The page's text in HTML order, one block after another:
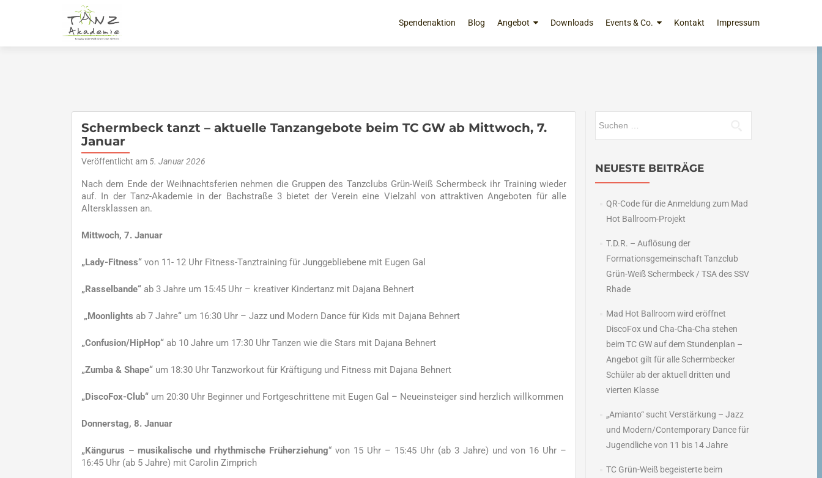
Inhalt
Spendenaktion Blog Angebot Downloads Events & Co. Kontakt Impressum
Schermbeck tanzt – aktuelle Tanzangebote beim TC GW ab Mittwoch, 7.
Januar
Veröffentlicht am 5. Januar 2026
Nach dem Ende der Weihnachtsferien nehmen die Gruppen des Tanzclubs Grün-Weiß Schermbeck ihr Training wieder
auf. In der Tanz-Akademie in der Bachstraße 3 bietet der Verein eine Vielzahl von attraktiven Angeboten für alle
Altersklassen an.
Mittwoch, 7. Januar
„Lady-Fitness“ von 11- 12 Uhr Fitness-Tanztraining für Junggebliebene mit Eugen Gal
„Rasselbande“ ab 3 Jahre um 15:45 Uhr – kreativer Kindertanz mit Dajana Behnert
„Moonlights ab 7 Jahre“ um 16:30 Uhr – Jazz und Modern Dance für Kids mit Dajana Behnert
„Confusion/HipHop“ ab 10 Jahre um 17:30 Uhr Tanzen wie die Stars mit Dajana Behnert
„Zumba & Shape“ um 18:30 Uhr Tanzworkout für Kräftigung und Fitness mit Dajana Behnert
„DiscoFox-Club“ um 20:30 Uhr Beginner und Fortgeschrittene mit Eugen Gal – Neueinsteiger sind herzlich willkommen
Donnerstag, 8. Januar
„Kängurus – musikalische und rhythmische Früherziehung“ von 15 Uhr – 15:45 Uhr (ab 3 Jahre) und von 16 Uhr –
16:45 Uhr (ab 5 Jahre) mit Carolin Zimprich
NEUESTE BEITRÄGE
QR-Code für die Anmeldung zum Mad
Hot Ballroom-Projekt
T.D.R. – Auflösung der
Formationsgemeinschaft Tanzclub
Grün-Weiß Schermbeck / TSA des SSV
Rhade
Mad Hot Ballroom wird eröffnet
DiscoFox und Cha-Cha-Cha stehen
beim TC GW auf dem Stundenplan –
Angebot gilt für alle Schermbecker
Schüler ab der aktuell dritten und
vierten Klasse
„Amianto“ sucht Verstärkung – Jazz
und Modern/Contemporary Dance für
Jugendliche von 11 bis 14 Jahre
TC Grün-Weiß begeisterte beim